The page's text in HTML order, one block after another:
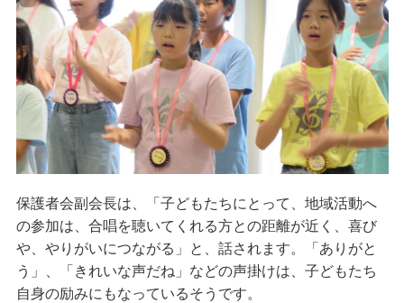
保護者会副会長は、「子どもたちにとって、地域活動へ
の参加は、合唱を聴いてくれる方との距離が近く、喜び
や、やりがいにつながる」と、話されます。「ありがと
う」、「きれいな声だね」などの声掛けは、子どもたち
自身の励みにもなっているそうです。